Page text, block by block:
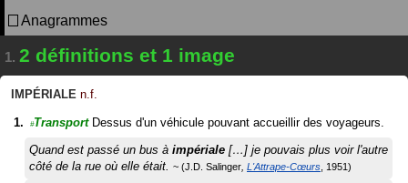
Anagrammes
1. 2 définitions et 1 image
IMPÉRIALE n.f.
#Transport Dessus d'un véhicule pouvant accueillir des voyageurs.
Quand est passé un bus à impériale […] je pouvais plus voir l'autre
côté de la rue où elle était.
J.D. Salinger L'Attrape-Cœurs 1951